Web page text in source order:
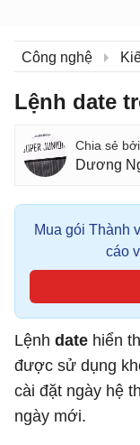
Công nghệ
Lệnh date
Dương
Mua gói Thành
cáo
Lệnh date hiển
được sử dụng
cài đặt ngày hệ
ngày mới.